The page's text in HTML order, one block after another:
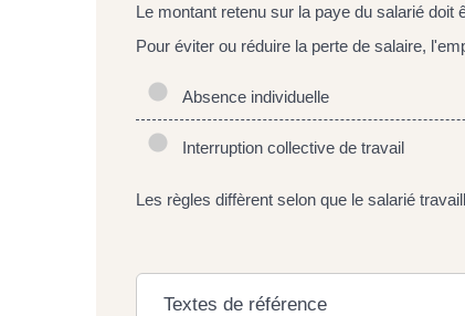
Le montant retenu sur la paye du salarié doit
Pour éviter ou réduire la perte de salaire,
Absence individuelle
Interruption collective de travail
Les règles diffèrent selon que le salarié
Textes de référence